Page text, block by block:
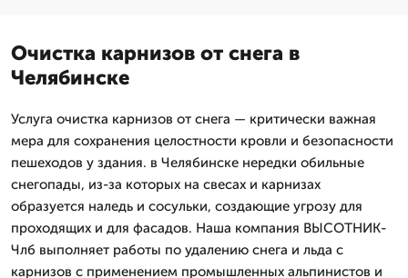
Очистка карнизов от снега в
Челябинске
Услуга очистка карнизов от снега — критически важная
мера для сохранения целостности кровли и безопасности
пешеходов у здания. в Челябинске нередки обильные
снегопады, из-за которых на свесах и карнизах
образуется наледь и сосульки, создающие угрозу для
проходящих и для фасадов. Наша компания ВЫСОТНИК-
Члб выполняет работы по удалению снега и льда с
карнизов с применением промышленных альпинистов и